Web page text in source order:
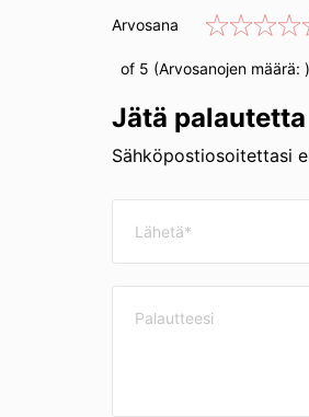
Arvosana
of 5 (Arvosanojen määrä: )
Jätä palautetta
Sähköpostiosoitettasi